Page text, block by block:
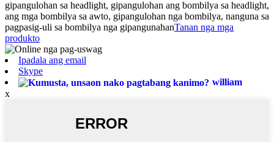
gipangulohan sa headlight, gipangulohan ang bombilya sa headlight,
ang mga bombilya sa awto, gipangulohan nga bombilya, nanguna sa
pagpasig-uli sa bombilya nga gipangunahanTanan nga mga
produkto
Ipadala ang email
Skype
william
x